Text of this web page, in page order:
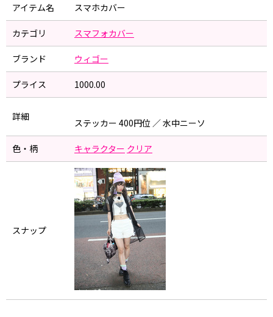
アイテム名 スマホカバー
カテゴリ スマフォカバー
ブランド ウィゴー
プライス 1000.00
詳細
ステッカー 400円位 ／ 水中ニーソ
色・柄 キャラクター クリア
スナップ